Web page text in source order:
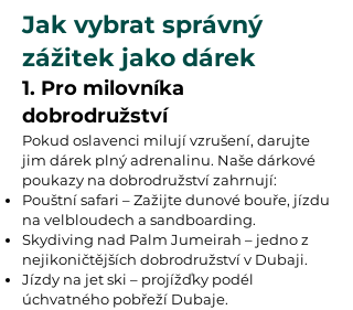
Jak vybrat správný
zážitek jako dárek
1. Pro milovníka
dobrodružství
Pokud oslavenci milují vzrušení, darujte
jim dárek plný adrenalinu. Naše dárkové
poukazy na dobrodružství zahrnují:
Pouštní safari – Zažijte dunové bouře, jízdu
na velbloudech a sandboarding.
Skydiving nad Palm Jumeirah – jedno z
nejikoničtějších dobrodružství v Dubaji.
Jízdy na jet ski – projížďky podél
úchvatného pobřeží Dubaje.